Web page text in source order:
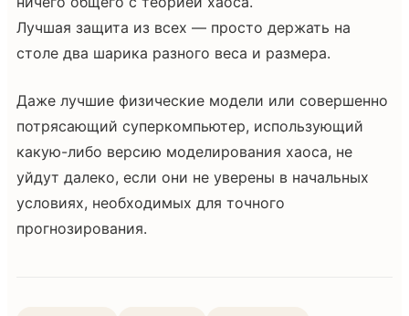
Лучшая защита из всех — просто держать на
столе два шарика разного веса и размера.
Даже лучшие физические модели или совершенно
потрясающий суперкомпьютер, использующий
какую-либо версию моделирования хаоса, не
уйдут далеко, если они не уверены в начальных
условиях, необходимых для точного
прогнозирования.